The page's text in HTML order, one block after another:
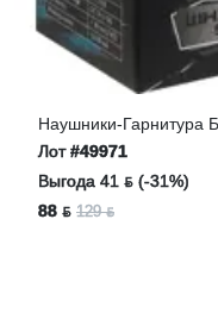
Наушники-Гарнитура
Белые
Лот#49971
Выгода 41 ƃ (-31%)
88 ƃ 129 ƃ